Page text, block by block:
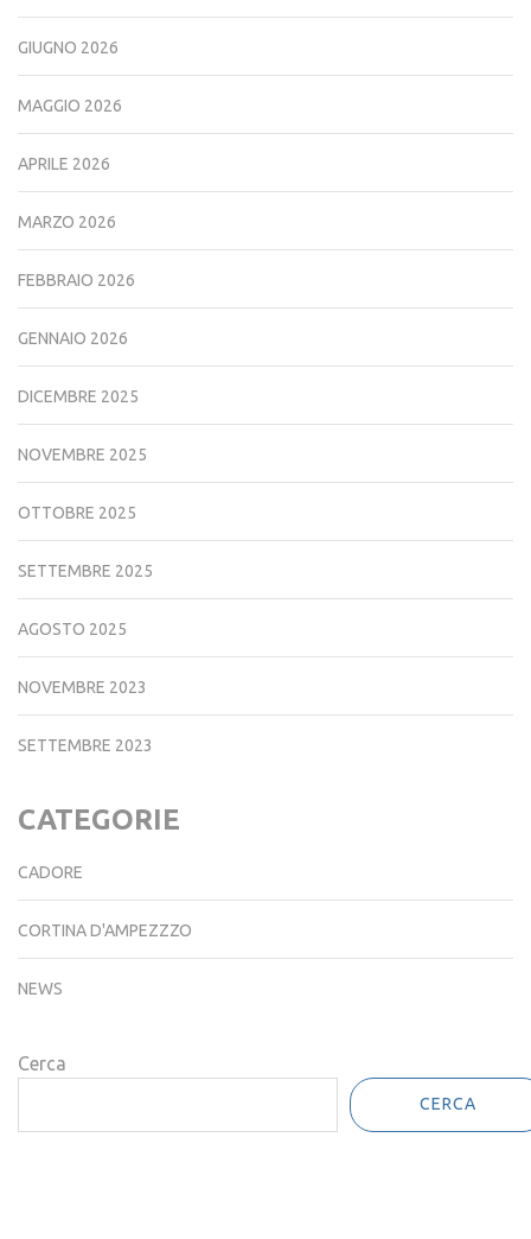
GIUGNO 2026
MAGGIO 2026
APRILE 2026
MARZO 2026
FEBBRAIO 2026
GENNAIO 2026
DICEMBRE 2025
NOVEMBRE 2025
OTTOBRE 2025
SETTEMBRE 2025
AGOSTO 2025
NOVEMBRE 2023
SETTEMBRE 2023
CATEGORIE
CADORE
CORTINA D'AMPEZZZO
NEWS
Cerca
CERCA